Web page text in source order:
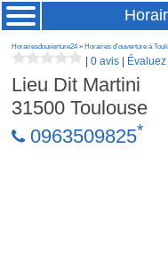
Horairesdouverture24» Horaires d'ouverture à
|0 avis
Lieu Dit Martini
31500Toulouse
0963509825*